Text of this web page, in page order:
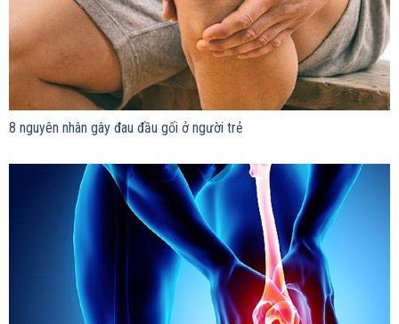
8 nguyên nhân gây đau đầu gối ở người trẻ